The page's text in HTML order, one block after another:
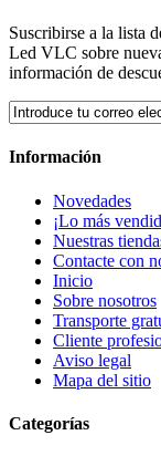
Suscribirse a la lista
Led VLC sobre
información de
Información
Novedades
¡Lo más
Nuestras
Contacte con
Inicio
Sobre nosotros
Transporte
Cliente
Aviso legal
Mapa del sitio
Categorías